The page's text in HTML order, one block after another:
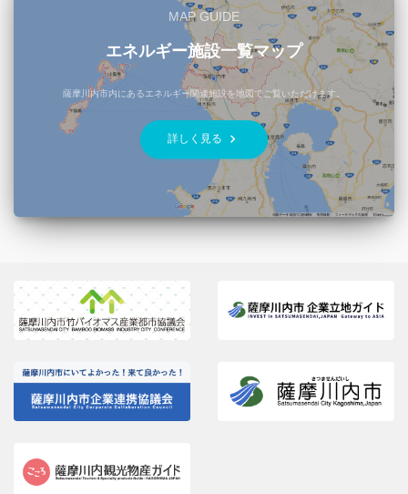
MAP GUIDE
エネルギー施設一覧マップ
薩摩川内市内にあるエネルギー関連施設を地図でご覧いただけます。
詳しく見る keyboard_arrow_right